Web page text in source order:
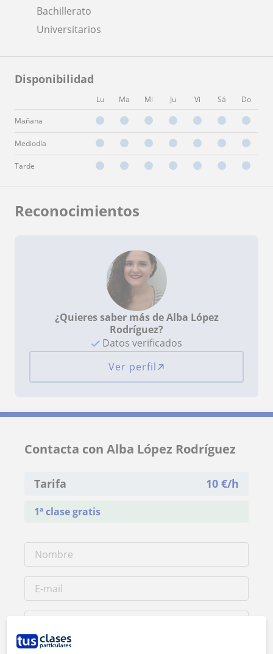
Bachillerato
Universitarios
Disponibilidad
Lu Ma Mi Ju Vi Sá Do
Mañana
Mediodía
Tarde
Reconocimientos
¿Quieres saber más de Alba López
Rodríguez?
Datos verificados
Ver perfil
Contacta con Alba López Rodríguez
Tarifa 10 €/h
1ª clase gratis